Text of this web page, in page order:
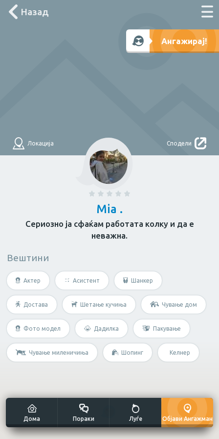
Филтри
Што треба денес?
Мајстор
Не е потребна специфична
вештина?
Мултиталент
Готвач Рачна изработка
Сликање на
платно
Локација Сподели
Mia .
Сериозно ја сфаќам работата колку и да е
неважна.
Вештини
Актер Асистент Шанкер
Достава Шетање кучиња Чување дом
Фото модел Дадилка Пакување
Чување миленичиња Шопинг Келнер
Ангажирај!
Дома Пораки Луѓе Објави Ангажман
Назад